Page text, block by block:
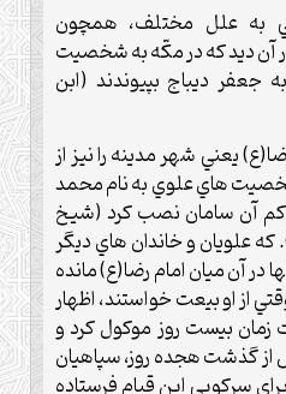
به علل مختلف، همچون
در آن ديد که در مکّه به شخصيت
ديباج بپيوندند (ابن
يعني شهر مدينه را نيز از
هاي علوي به نام محمد
آن سامان نصب کرد (شيخ
ج1، ص224). که علويان و خاندان هاي ديگر
در آن ميان امام رضا(ع) مانده
از او بيعت خواستند، اظهار
بيست روز موکول کرد و
از گذشت هجده روز، سپاهيان